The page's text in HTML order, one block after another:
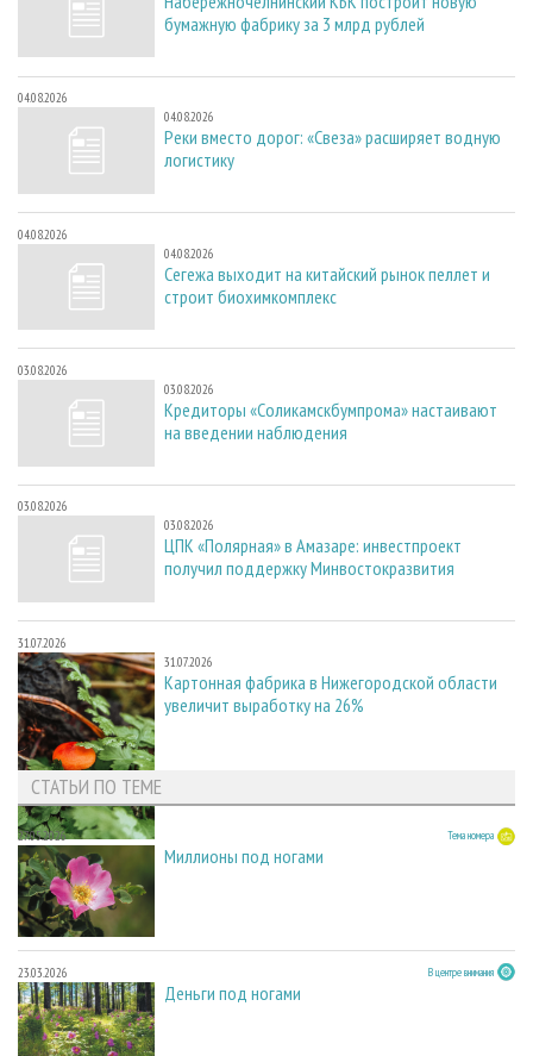
бумажную фабрику за 3 млрд рублей
04.08.2026
04.08.2026
Реки вместо дорог: «Свеза» расширяет водную
логистику
04.08.2026
04.08.2026
Сегежа выходит на китайский рынок пеллет и
строит биохимкомплекс
03.08.2026
03.08.2026
Кредиторы «Соликамскбумпрома» настаивают
на введении наблюдения
03.08.2026
03.08.2026
ЦПК «Полярная» в Амазаре: инвестпроект
получил поддержку Минвостокразвития
31.07.2026
31.07.2026
Картонная фабрика в Нижегородской области
увеличит выработку на 26%
СТАТЬИ ПО ТЕМЕ
27.05.2026 Тема номера
Миллионы под ногами
23.03.2026 В центре внимания
Деньги под ногами